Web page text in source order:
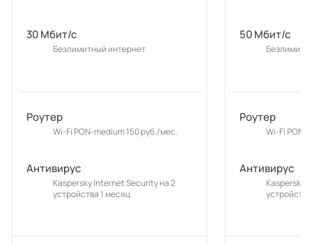
30 Мбит/с
Безлимитный интернет
Роутер
Wi-Fi PON-medium 150 руб./мес.
Антивирус
Kaspersky Internet Security на 2
устройства 1 месяц
50 Мбит/с
Роутер
Wi-Fi PON-
Антивирус
Kaspersky